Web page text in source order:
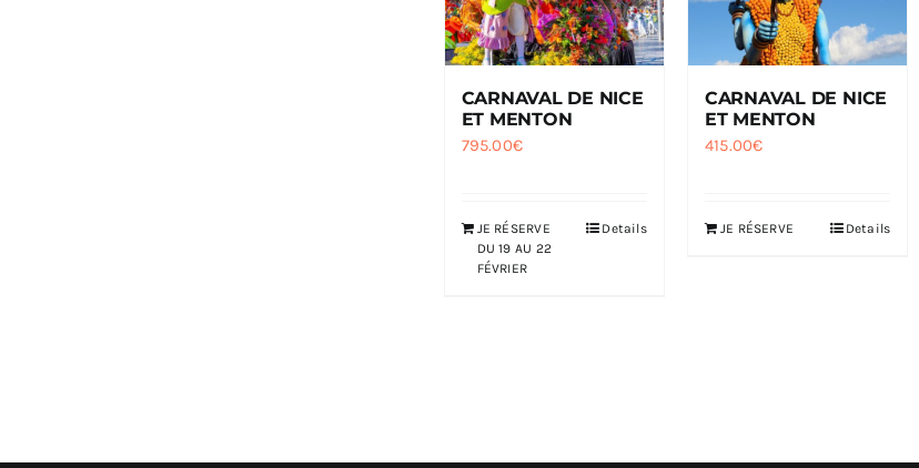
CARNAVAL DE NICE
ET MENTON
795.00€
JE RÉSERVE
DU 19 AU 22
FÉVRIER
Details
CARNAVAL DE NICE
ET MENTON
415.00€
JE RÉSERVE Details